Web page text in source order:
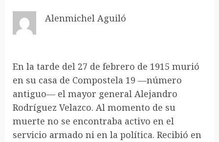
Alenmichel Aguiló
En la tarde del 27 de febrero de 1915 murió
en su casa de Compostela 19 —número
antiguo— el mayor general Alejandro
Rodríguez Velazco. Al momento de su
muerte no se encontraba activo en el
servicio armado ni en la política. Recibió en